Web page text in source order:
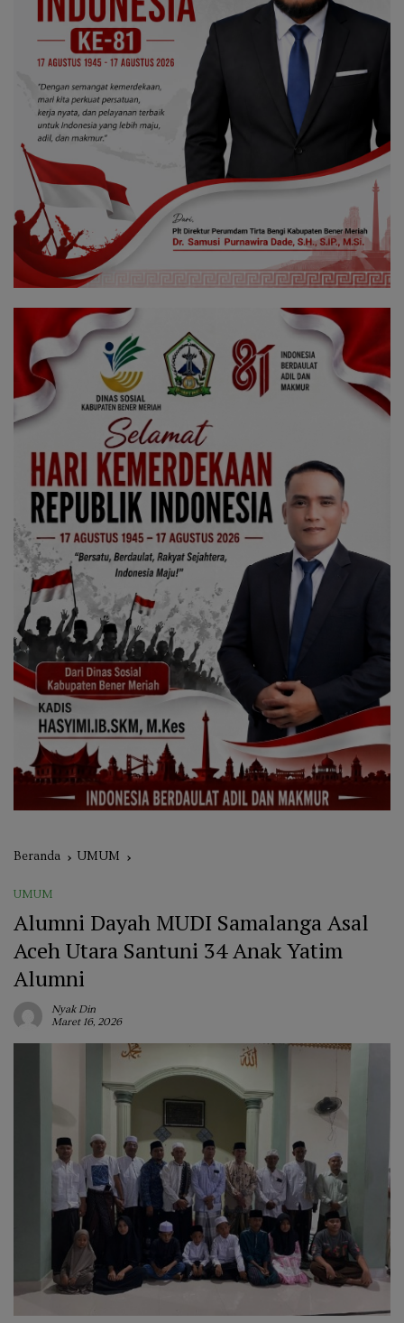
Beranda UMUM
UMUM
Alumni Dayah MUDI Samalanga Asal
Aceh Utara Santuni 34 Anak Yatim
Alumni
Nyak Din
Maret 16, 2026